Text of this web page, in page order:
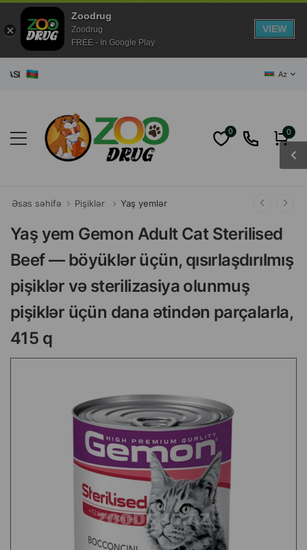
Az
0 0
Əsas səhifə Pişiklər Yaş yemlər
Yaş yem Gemon Adult Cat Sterilised
Beef — böyüklər üçün, qısırlaşdırılmış
pişiklər və sterilizasiya olunmuş
pişiklər üçün dana ətindən parçalarla,
415 q
Zoodrug
Zoodrug
FREE - In Google Play
VIEW